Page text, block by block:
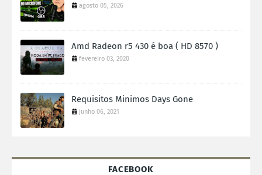
agosto 05, 2026
Amd Radeon r5 430 é boa ( HD 8570 )
fevereiro 03, 2020
Requisitos Minimos Days Gone
junho 06, 2021
FACEBOOK